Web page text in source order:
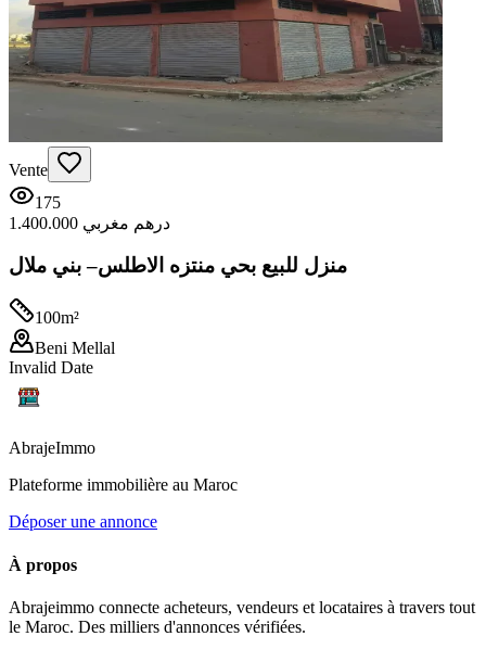
Vente
175
1.400.000 درهم مغربي
منزل للبيع بحي منتزه الاطلس– بني ملال
100m²
Beni Mellal
Invalid Date
AbrajeImmo
Plateforme immobilière au Maroc
Déposer une annonce
À propos
Abrajeimmo connecte acheteurs, vendeurs et locataires à travers tout
le Maroc. Des milliers d'annonces vérifiées.